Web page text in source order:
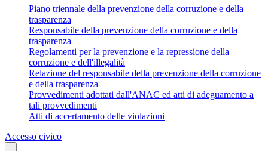
Piano triennale della prevenzione della corruzione e della
trasparenza
Responsabile della prevenzione della corruzione e della
trasparenza
Regolamenti per la prevenzione e la repressione della
corruzione e dell'illegalità
Relazione del responsabile della prevenzione della corruzione
e della trasparenza
Provvedimenti adottati dall'ANAC ed atti di adeguamento a
tali provvedimenti
Atti di accertamento delle violazioni
Accesso civico